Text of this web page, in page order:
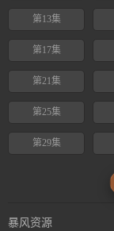
第13集
第17集
第21集
第25集
第29集
暴风资源